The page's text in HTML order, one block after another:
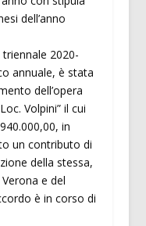
dell’anno
2020-
annuale, è stata
dell’opera
Volpini” il cui
in
un contributo di
della stessa,
e del
è in corso di